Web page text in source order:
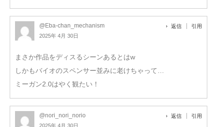
@Eba-chan_mechanism
2025年 4月 30日
返信 引用
まさか作品をディスるシーンあるとはw
しかもバイオのスペンサー並みに老けちゃって…
ミーガン2.0はやく観たい！
@nori_nori_norio
2025年 4月 30日
返信 引用